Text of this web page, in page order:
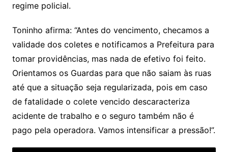
regime policial.
Toninho afirma: “Antes do vencimento, checamos a
validade dos coletes e notificamos a Prefeitura para
tomar providências, mas nada de efetivo foi feito.
Orientamos os Guardas para que não saiam às ruas
até que a situação seja regularizada, pois em caso
de fatalidade o colete vencido descaracteriza
acidente de trabalho e o seguro também não é
pago pela operadora. Vamos intensificar a pressão!”.